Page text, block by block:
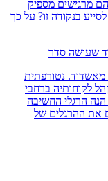
מספיק
זו? על כך
סדר
נטורפתית
ברחבי
החשיבה
של